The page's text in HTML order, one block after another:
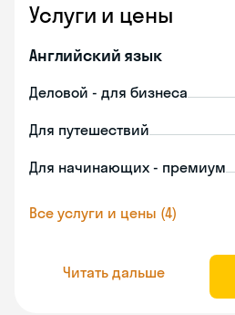
Услуги и цены
Английский язык
Деловой - для бизнеса
Для путешествий
Для начинающих - премиум
Все услуги и цены (4)
Читать дальше